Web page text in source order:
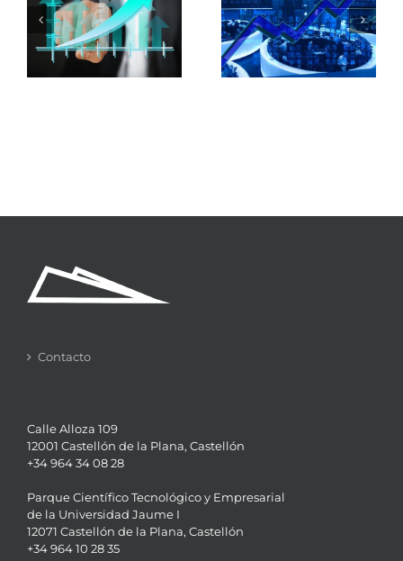
Contacto
Calle Alloza 109
12001 Castellón de la Plana, Castellón
+34 964 34 08 28
Parque Científico Tecnológico y Empresarial
de la Universidad Jaume I
12071 Castellón de la Plana, Castellón
+34 964 10 28 35